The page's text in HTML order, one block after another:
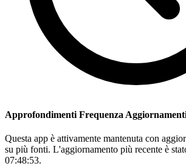
Approfondimenti Frequenza
Questa app è attivamente mantenuta con
su più fonti. L'aggiornamento più recente è
07:48:53.